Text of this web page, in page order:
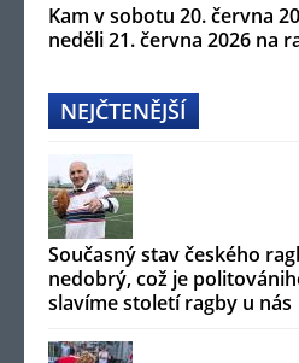
Kam v sobotu 20. června
neděli 21. června 2026 na
NEJČTENĚJŠÍ
Současný stav českého
nedobrý, což je
slavíme století ragby u nás